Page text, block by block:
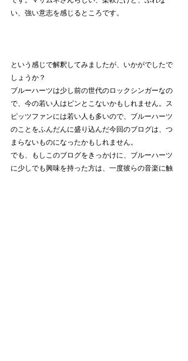
い、強い意志を感じるところです。
という感じで解釈してみましたが、いかがでしたで
しょうか？
ブルーハーツは少し前の世代のロックシンガーなの
で、今の若い人はピンとこないかもしれません。ス
ピッツファンには若い人も多いので、ブルーハーツ
のことをふんだんに盛り込んだ今回のブログは、つ
まらないものになったかもしれません。
でも、もしこのブログをきっかけに、ブルーハーツ
に少しでも興味を持った方は、一度彼らの音楽に触